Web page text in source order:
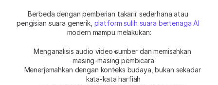
Berbeda dengan pemberian takarir sederhana atau
pengisian suara generik, platform sulih suara bertenaga AI
modern mampu melakukan:
Menganalisis audio video sumber dan memisahkan
masing-masing pembicara
Menerjemahkan dengan konteks budaya, bukan sekadar
kata-kata harfiah